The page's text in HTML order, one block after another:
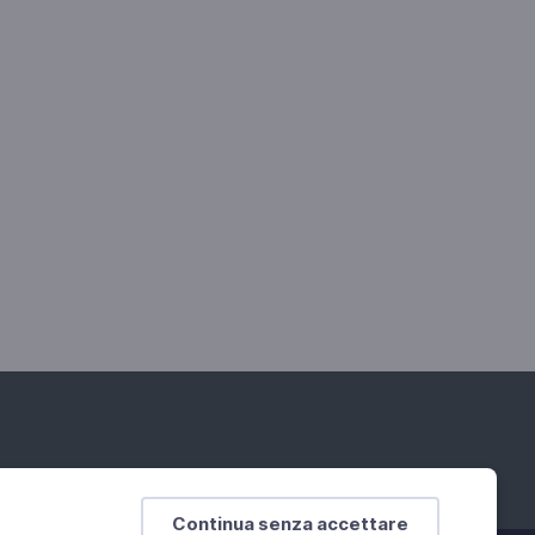
Continua senza accettare